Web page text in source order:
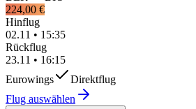
224,00 €
Hinflug
02.11 • 15:35
Rückflug
23.11 • 16:15
Eurowings
Direktflug
Flug auswählen